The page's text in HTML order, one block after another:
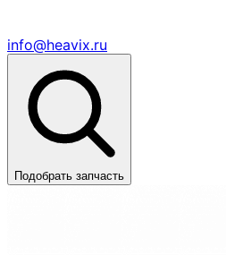
info@heavix.ru
Подобрать запчасть